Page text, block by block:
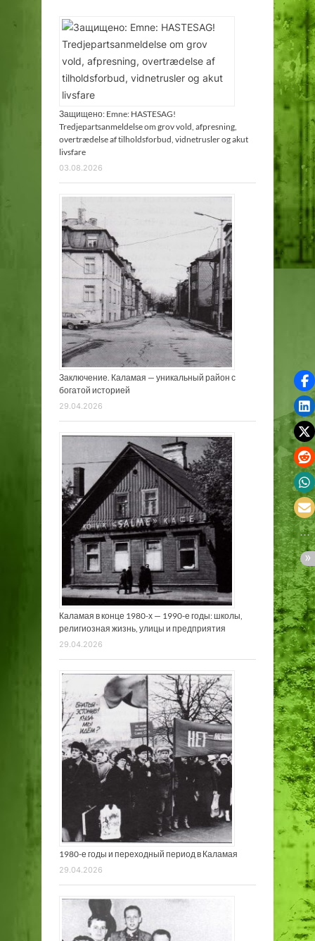
Защищено: Emne: HASTESAG!
Tredjepartsanmeldelse om grov vold, afpresning,
overtrædelse af tilholdsforbud, vidnetrusler og akut
livsfare
03.08.2026
Заключение. Каламая — уникальный район с
богатой историей
29.04.2026
Каламая в конце 1980-х — 1990-е годы: школы,
религиозная жизнь, улицы и предприятия
29.04.2026
1980-е годы и переходный период в Каламая
29.04.2026